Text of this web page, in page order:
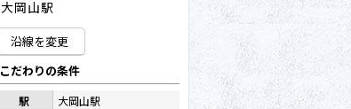
大岡山駅
沿線を変更
こだわりの条件
駅 大岡山駅